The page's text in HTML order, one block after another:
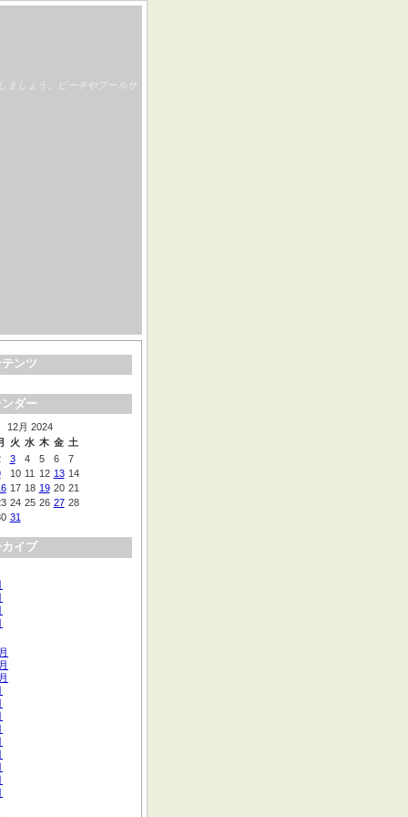
ましょう。ビーチやプールサ
テンツ
ンダー
12月 2024
火 水 木 金 土
3 4 5 6
7
10 11 12 13 14
17 18 19 20 21
24 25 26 27 28
31
イブ